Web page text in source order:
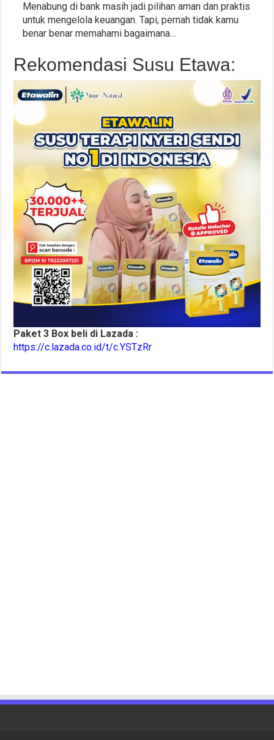
Menabung di bank masih jadi pilihan aman dan praktis
untuk mengelola keuangan. Tapi, pernah tidak kamu
benar benar memahami bagaimana…
Rekomendasi Susu Etawa:
Paket 3 Box beli di Lazada :
https://c.lazada.co.id/t/c.YSTzRr